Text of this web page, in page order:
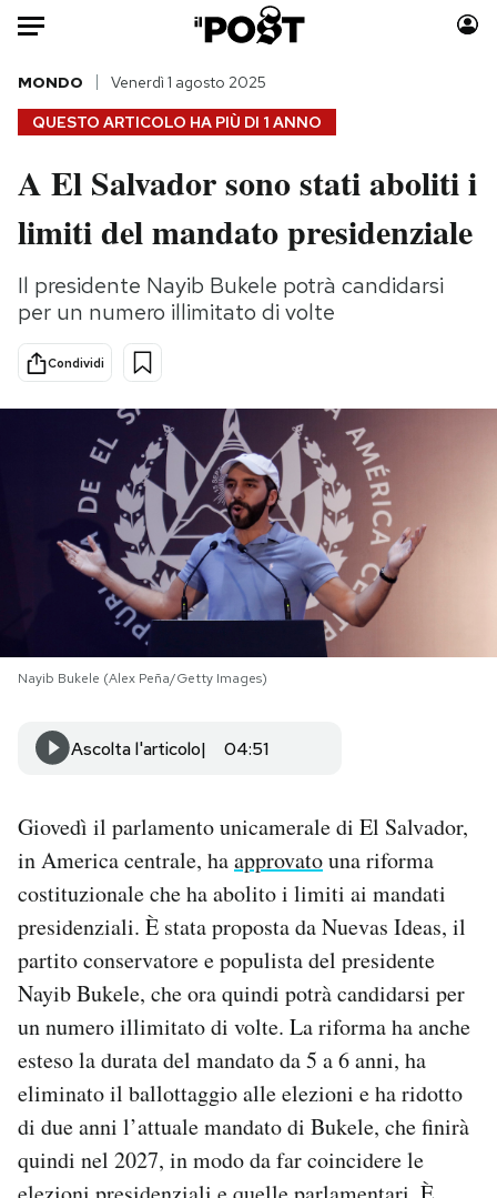
Auto
HOME
Italia
Politica
Tecnologia
Internet
Scienza
Cultura
Economia
Sport
Moda
Consumismi
Storie/Idee
Ok Boomer!
Altrecose
Mondiali calcio 2026
PODCAST
NEWSLETTER
I MIEI PREFERITI
SHOP
CALENDARIO
AREA PERSONALE
Area Personale
Newsletter
Regala il Post
Hai bisogno di aiuto?
Esci
QUESTO ARTICOLO HA PIÙ DI 1 ANNO
MONDO Venerdì 1 agosto 2025
A El Salvador sono stati aboliti i
limiti del mandato presidenziale
Il presidente Nayib Bukele potrà candidarsi
per un numero illimitato di volte
Condividi
Nayib Bukele (Alex Peña/Getty Images)
Ascolta l'articolo 04:51
Giovedì il parlamento unicamerale di El Salvador,
in America centrale, haapprovatouna riforma
costituzionale che ha abolito i limiti ai mandati
presidenziali. È stata proposta da Nuevas Ideas, il
partito conservatore e populista del presidente
Nayib Bukele, che ora quindi potrà candidarsi per
un numero illimitato di volte. La riforma ha anche
esteso la durata del mandato da 5 a 6 anni, ha
eliminato il ballottaggio alle elezioni e ha ridotto
di due anni l’attuale mandato di Bukele, che finirà
quindi nel 2027, in modo da far coincidere le